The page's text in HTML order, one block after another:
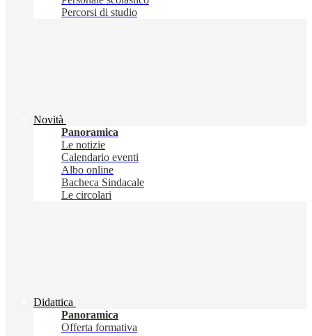
Percorsi di studio
Novità
Panoramica
Le notizie
Calendario eventi
Albo online
Bacheca Sindacale
Le circolari
Didattica
Panoramica
Offerta formativa